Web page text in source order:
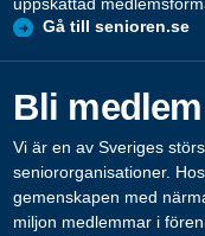
Gå till senioren.se
Bli medlem
Vi är en av Sveriges
seniororganisationer.
gemenskapen med
miljon medlemmar i